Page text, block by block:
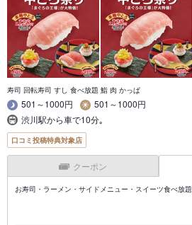
寿司 回転寿司 すし 食べ放題 鮨 肉 かっぱ
501～1000円
501～1000円
渋川駅から車で10分｡
口コミ投稿特典対象店
クーポン
お寿司・ラーメン・サイドメニュー・スイーツ食べ放題